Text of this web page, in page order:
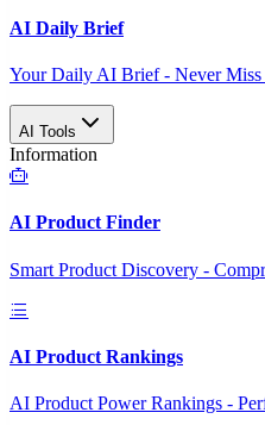
AI Daily Brief
Your Daily AI Brief - Never Miss
AI Tools
Information
AI Product Finder
Smart Product Discovery -
AI Product Rankings
AI Product Power Rankings -